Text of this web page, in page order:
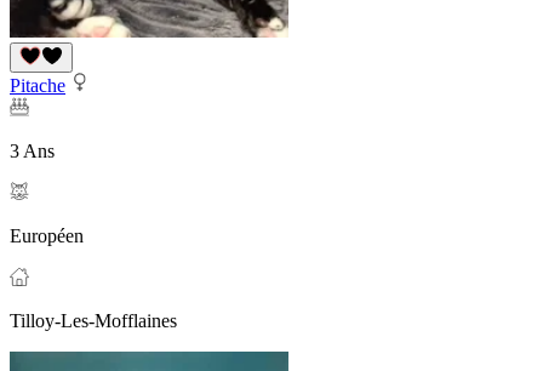
Pitache
3 Ans
Européen
Tilloy-Les-Mofflaines